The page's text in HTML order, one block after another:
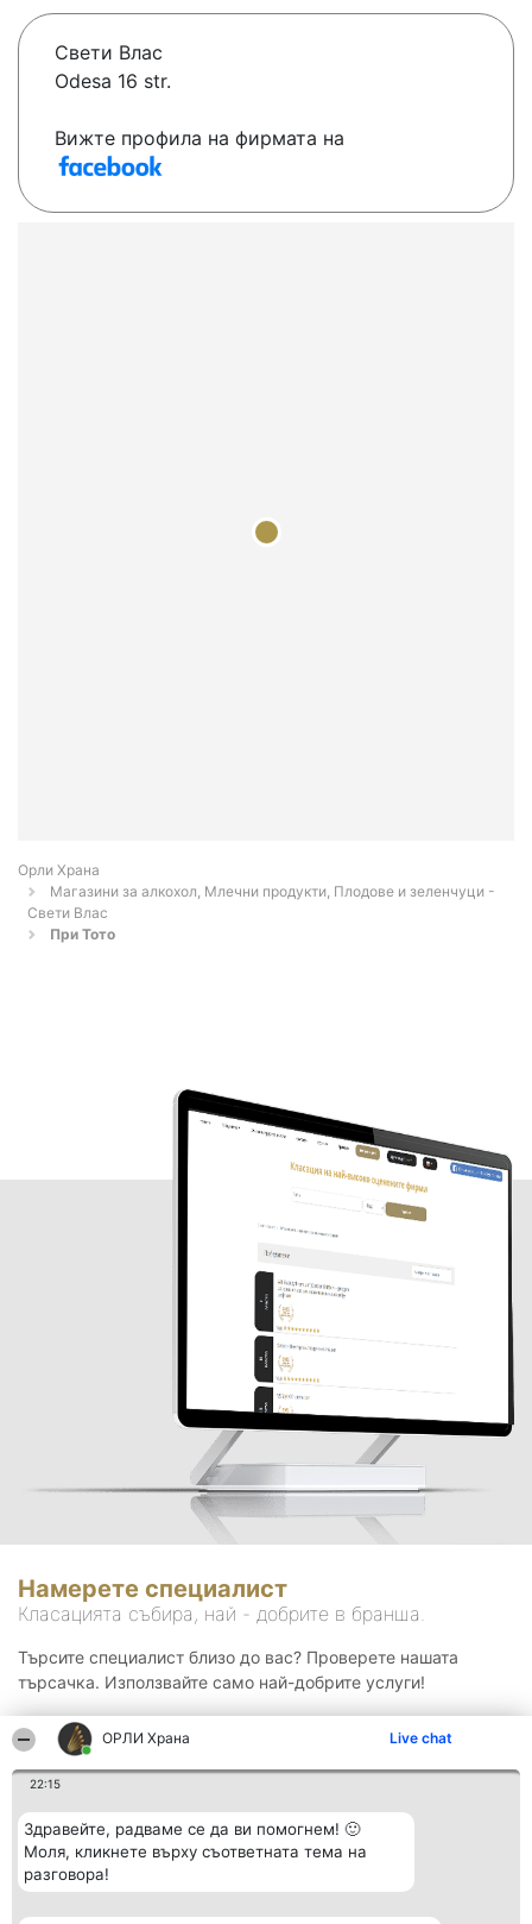
ОРЛИ Храна Live chat
22:15
Здравейте, радваме се да ви помогнем! 🙂
Моля, кликнете върху съответната тема на
разговора!
Свети Влас
Odesa 16 str.
Вижте профила на фирмата на
Орли Храна
Магазини за алкохол, Млечни продукти, Плодове и зеленчуци -
Свети Влас
При Тото
Намерете специалист
Класацията събира, най - добрите в бранша.
Търсите специалист близо до вас? Проверете нашата
търсачка. Използвайте само най-добрите услуги!